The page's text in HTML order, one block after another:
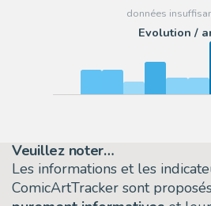
Evolution /
Veuillez noter…
Les informations et les
ComicArtTracker sont